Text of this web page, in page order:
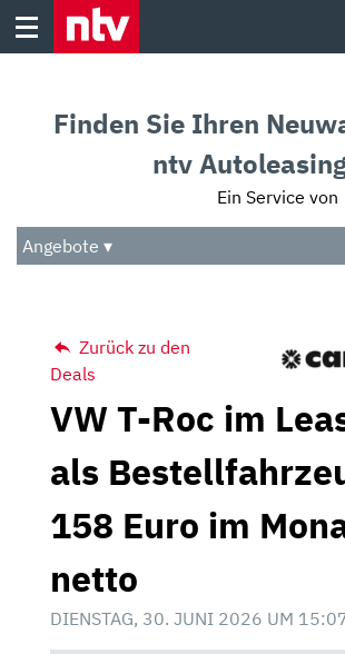
Skip
Audio
Das Beste
Finden Sie Ihren
ntv
Ein Service von
Angebote ▾
Zurück zu den
Deals
VW T-Roc im
als
158 Euro im
netto
DIENSTAG, 30. JUNI 2026 UM